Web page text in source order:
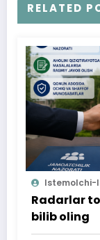
RELATED
Istemolchi-
Radarlar
bilib oling